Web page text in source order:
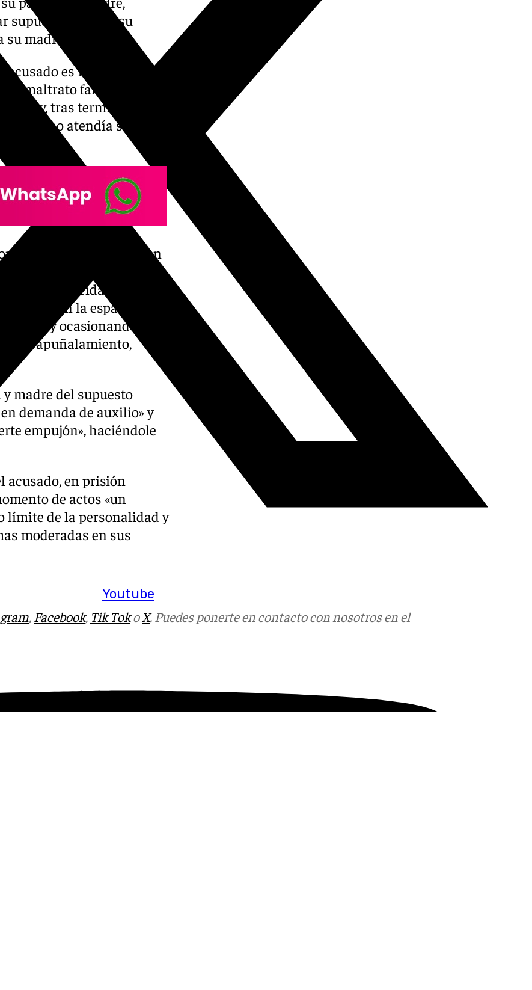
Youtube
supuestamente a su
madre.
es R.P.R., con
y maltrato familiar, quien
y, tras terminar el
quien no atendía sus
el «ánimo de acabar con
cuello con intención de
homicida», fue a la
en la espalda» de
y ocasionando que
el apuñalamiento,
y madre del supuesto
demanda de auxilio» y
empujón», haciéndole
acusado, en prisión
de actos «un
límite de la personalidad y
moderadas en sus
, Facebook, Tik TokoX. Puedes ponerte en contacto con nosotros en el